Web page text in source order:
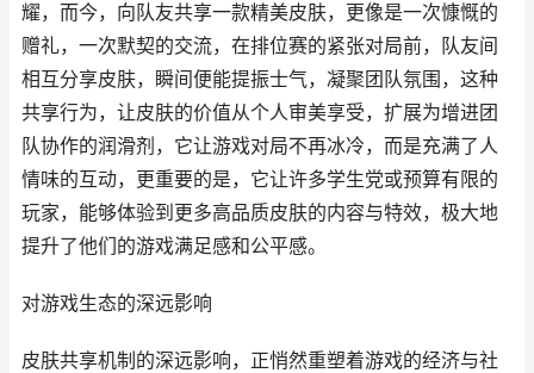
耀，而今，向队友共享一款精美皮肤，更像是一次慷慨的
赠礼，一次默契的交流，在排位赛的紧张对局前，队友间
相互分享皮肤，瞬间便能提振士气，凝聚团队氛围，这种
共享行为，让皮肤的价值从个人审美享受，扩展为增进团
队协作的润滑剂，它让游戏对局不再冰冷，而是充满了人
情味的互动，更重要的是，它让许多学生党或预算有限的
玩家，能够体验到更多高品质皮肤的内容与特效，极大地
提升了他们的游戏满足感和公平感。
对游戏生态的深远影响
皮肤共享机制的深远影响，正悄然重塑着游戏的经济与社